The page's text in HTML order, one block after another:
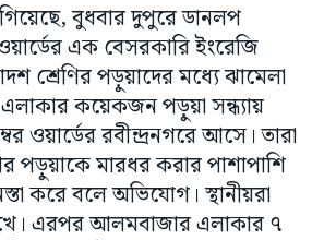
গিয়েছে, বুধবার দুপুরে ডানলপ
এক বেসরকারি ইংরেজি
শ্রেণির পড়ুয়াদের মধ্যে ঝামেলা
কয়েকজন পড়ুয়া সন্ধ্যায়
ওয়ার্ডের রবীন্দ্রনগরে আসে। তারা
পড়ুয়াকে মারধর করার পাশাপাশি
করে বলে অভিযোগ। স্থানীয়রা
এরপর আলমবাজার এলাকার ৭